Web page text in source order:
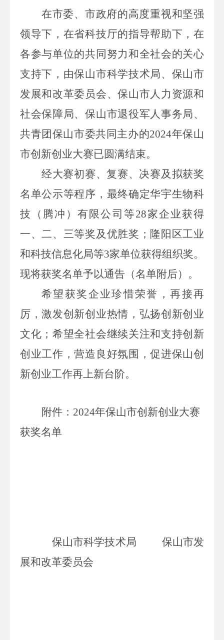
在市委、市政府的高度重视和坚强
领导下，在省科技厅的指导帮助下，在
各参与单位的共同努力和全社会的关心
支持下，由保山市科学技术局、保山市
发展和改革委员会、保山市人力资源和
社会保障局、保山市退役军人事务局、
共青团保山市委共同主办的2024年保山
市创新创业大赛已圆满结束。
经大赛初赛、复赛、决赛及拟获奖
名单公示等程序，最终确定华宇生物科
技（腾冲）有限公司等28家企业获得
一、二、三等奖及优胜奖；隆阳区工业
和科技信息化局等3家单位获得组织奖。
现将获奖名单予以通告（名单附后）。
希望获奖企业珍惜荣誉，再接再
厉，激发创新创业热情，弘扬创新创业
文化；希望全社会继续关注和支持创新
创业工作，营造良好氛围，促进保山创
新创业工作再上新台阶。
附件： 2024年保山市创新创业大赛
获奖名单
保山市科学技术局
保山市发
展和改革委员会